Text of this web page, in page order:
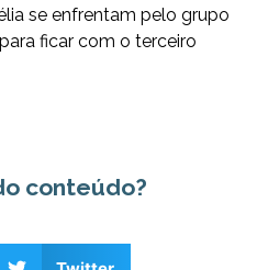
se enfrentam pelo grupo
ficar com o terceiro
conteúdo?